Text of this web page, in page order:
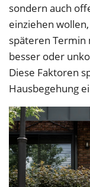
sondern auch
einziehen
späteren
besser oder
Diese Faktoren
Hausbegehung